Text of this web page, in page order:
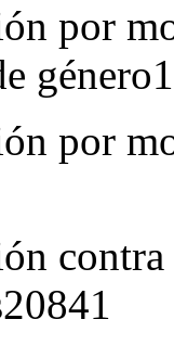
por
por
contra